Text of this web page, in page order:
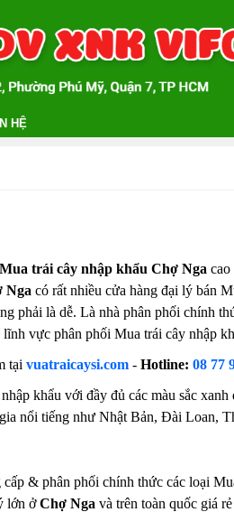
HỆ
Mua trái cây nhập khẩu Chợ Nga cao
Nga có rất nhiều cửa hàng đại lý bán
phải là dễ. Là nhà phân phối chính
vực phân phối Mua trái cây nhập
tạivuatraicaysi.com -Hotline:08 77
khẩu với đầy đủ các màu sắc
nổi tiếng như Nhật Bản, Đài Loan,
cấp & phân phối chính thức các loại
lớn ởChợ Nga và trên toàn quốc giá